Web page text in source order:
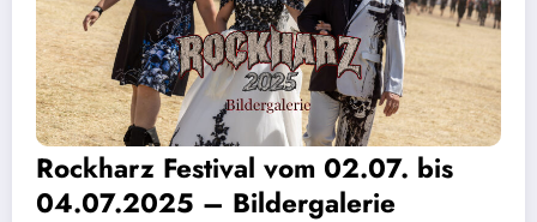
Rockharz Festival vom 02.07. bis
04.07.2025 – Bildergalerie